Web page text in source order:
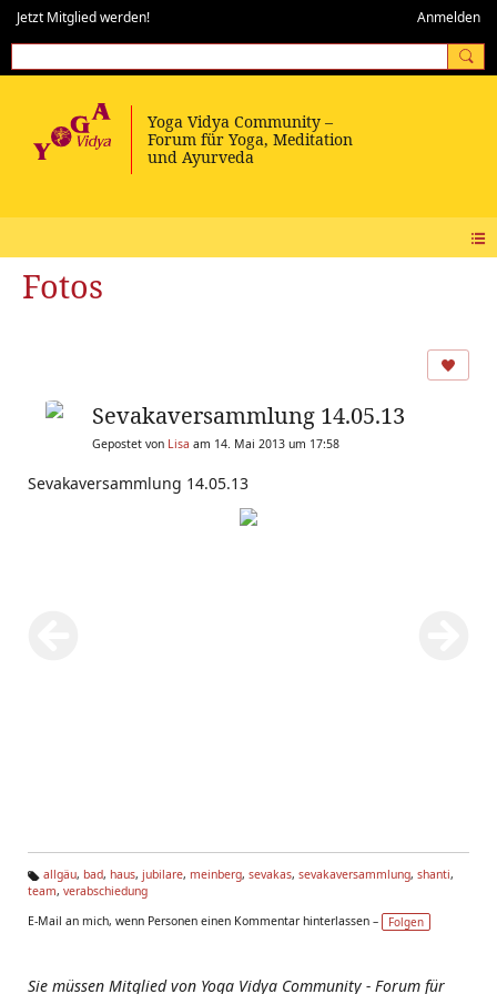
Jetzt Mitglied werden! Anmelden
Fotos
Sevakaversammlung 14.05.13
Gepostet von Lisa am 14. Mai 2013 um 17:58
Sevakaversammlung 14.05.13
Ta
s:
allgäu, bad, haus, jubilare, meinberg, sevakas, sevakaversammlung, shanti,
team, verabschiedung
E-Mail an mich, wenn Personen einen Kommentar hinterlassen –
Folgen
Sie müssen Mitglied von Yoga Vidya Community - Forum für